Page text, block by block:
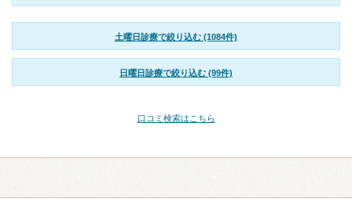
土曜日診療で絞り込む (1084件)
日曜日診療で絞り込む (99件)
口コミ検索はこちら